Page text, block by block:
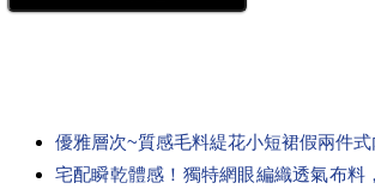
優雅層次~質感毛料緹花小短裙假兩件
宅配瞬乾體感！獨特網眼編織透氣布料